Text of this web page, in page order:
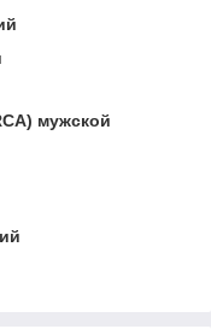
мужской